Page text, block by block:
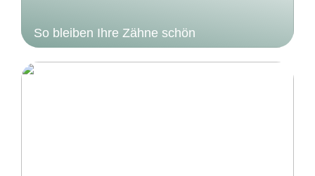
So bleiben Ihre Zähne schön